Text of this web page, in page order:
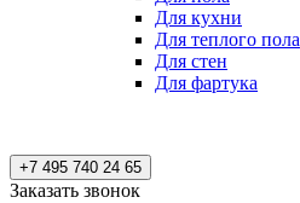
Для кухни
Для теплого пола
Для стен
Для фартука
+7 495 740 24 65
Заказать звонок